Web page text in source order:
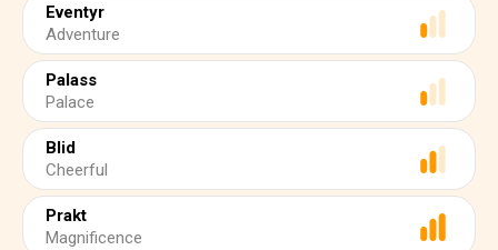
Eventyr
Adventure
Palass
Palace
Blid
Cheerful
Prakt
Magnificence